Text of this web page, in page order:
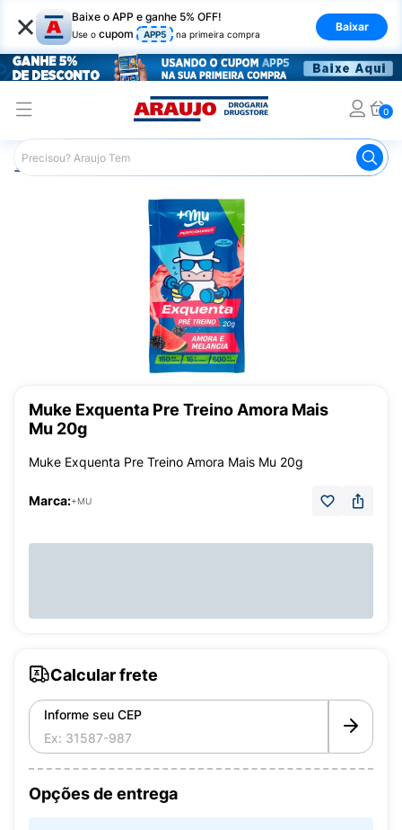
× Baixe o APP e ganhe 5% OFF!
Use o cupom APP5 na primeira compra
Baixar
0
Araujo Nutrição Saudável Suplementos Esportivos
Muke Exquenta Pre Treino Amora Mais
Mu 20g
Muke Exquenta Pre Treino Amora Mais Mu 20g
Marca:+MU
Calcular frete
Informe seu CEP
Opções de entrega